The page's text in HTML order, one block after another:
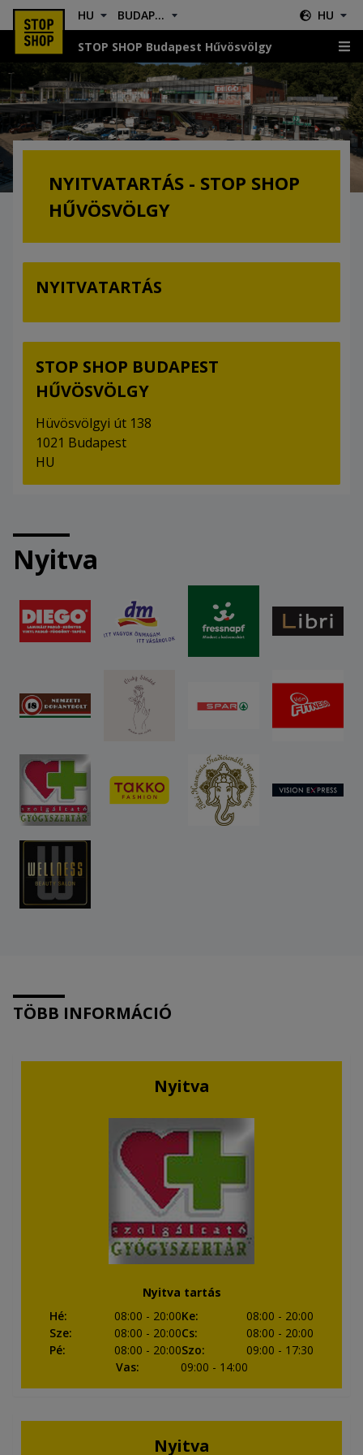
HU BUDAPEST HŰVÖSVÖLGY HU
STOP SHOP Budapest Hűvösvölgy
Nyitvatartás
NYITVATARTÁS - STOP SHOP
HŰVÖSVÖLGY
STOP SHOP BUDAPEST
HŰVÖSVÖLGY
Hüvösvölgyi út 138
1021 Budapest
HU
NYITVATARTÁS
Nyitva
TÖBB INFORMÁCIÓ
Nyitva
Nyitva tartás
Hé: 08:00 - 20:00Ke: 08:00 - 20:00
Sze: 08:00 - 20:00Cs: 08:00 - 20:00
Pé: 08:00 - 20:00Szo: 09:00 - 17:30
Vas: 09:00 - 14:00
Nyitva